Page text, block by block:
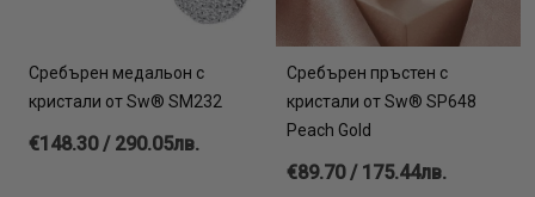
Сребърен медальон с
кристали от Sw® SM232
€148.30 / 290.05лв.
Сребърен пръстен с
кристали от Sw® SP648
Peach Gold
€89.70 / 175.44лв.